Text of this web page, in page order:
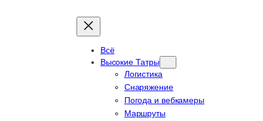
Всё
Высокие Татры
Логистика
Снаряжение
Погода и вебкамеры
Маршруты